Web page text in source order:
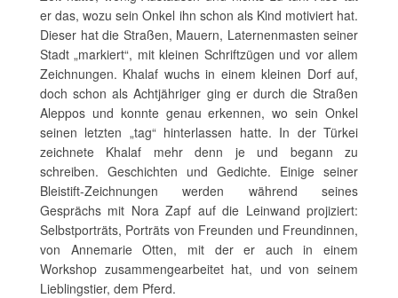
er das, wozu sein Onkel ihn schon als Kind motiviert hat.
Dieser hat die Straßen, Mauern, Laternenmasten seiner
Stadt „markiert“, mit kleinen Schriftzügen und vor allem
Zeichnungen. Khalaf wuchs in einem kleinen Dorf auf,
doch schon als Achtjähriger ging er durch die Straßen
Aleppos und konnte genau erkennen, wo sein Onkel
seinen letzten „tag“ hinterlassen hatte. In der Türkei
zeichnete Khalaf mehr denn je und begann zu
schreiben. Geschichten und Gedichte. Einige seiner
Bleistift-Zeichnungen werden während seines
Gesprächs mit Nora Zapf auf die Leinwand projiziert:
Selbstporträts, Porträts von Freunden und Freundinnen,
von Annemarie Otten, mit der er auch in einem
Workshop zusammengearbeitet hat, und von seinem
Lieblingstier, dem Pferd.